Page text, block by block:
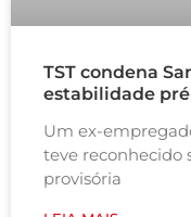
TST condena
estabilidade
Um ex-
teve reconhecido
provisória